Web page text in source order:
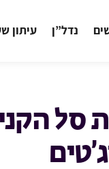
נדל”ן עיתון
סל